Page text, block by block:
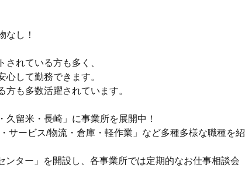
なし！
れている方も多く、
心して勤務できます。
も多数活躍されています。
久留米・長崎」に事業所を展開中！
サービス/物流・倉庫・軽作業」など多種多様な職種を紹
ンター」を開設し、各事業所では定期的なお仕事相談会